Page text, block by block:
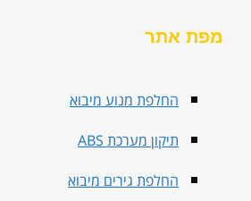
מפת אתר
החלפת מנוע מיבוא
תיקון מערכת ABS
החלפת גירים מיבוא